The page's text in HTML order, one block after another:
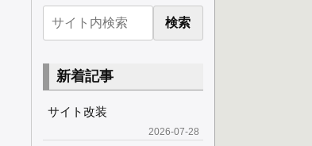
検索
新着記事
サイト改装
2026-07-28